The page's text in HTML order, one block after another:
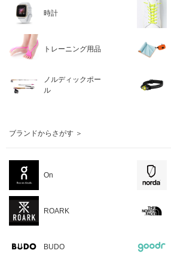
時計
トレーニング用品
ノルディックポー
ル
ブランドからさがす ＞
On
ROARK
BUDO